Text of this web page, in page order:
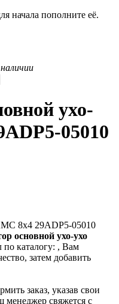
начала пополните её.
ухо-
05010
8x4 29ADP5-05010
основной ухо-ухо
по каталогу: , Вам
затем добавить
заказ, указав свои
менеджер свяжется с